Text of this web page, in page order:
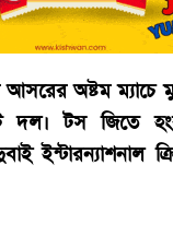
অষ্টম ম্যাচে
দল। টস জিতে
ইন্টারন্যাশনাল